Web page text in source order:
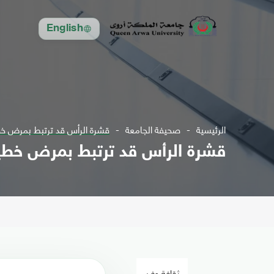
English
الرئيسية صحيفة الجامعة قشرة الرأس قد ترتبط بمرض
قشرة الرأس قد ترتبط بمرض